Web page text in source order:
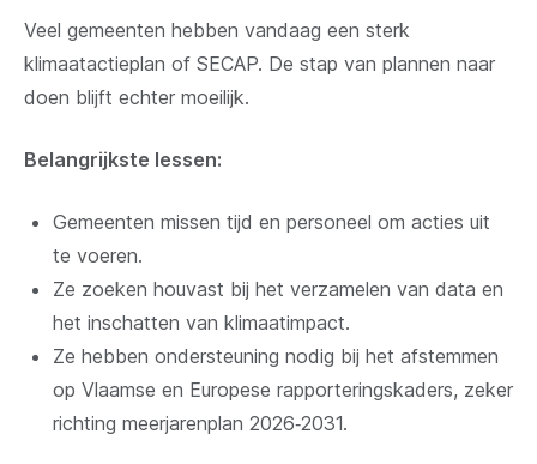
Veel gemeenten hebben vandaag een sterk
klimaatactieplan of SECAP. De stap van plannen naar
doen blijft echter moeilijk.
Belangrijkste lessen:
Gemeenten missen tijd en personeel om acties uit
te voeren.
Ze zoeken houvast bij het verzamelen van data en
het inschatten van klimaatimpact.
Ze hebben ondersteuning nodig bij het afstemmen
op Vlaamse en Europese rapporteringskaders, zeker
richting meerjarenplan 2026‑2031.